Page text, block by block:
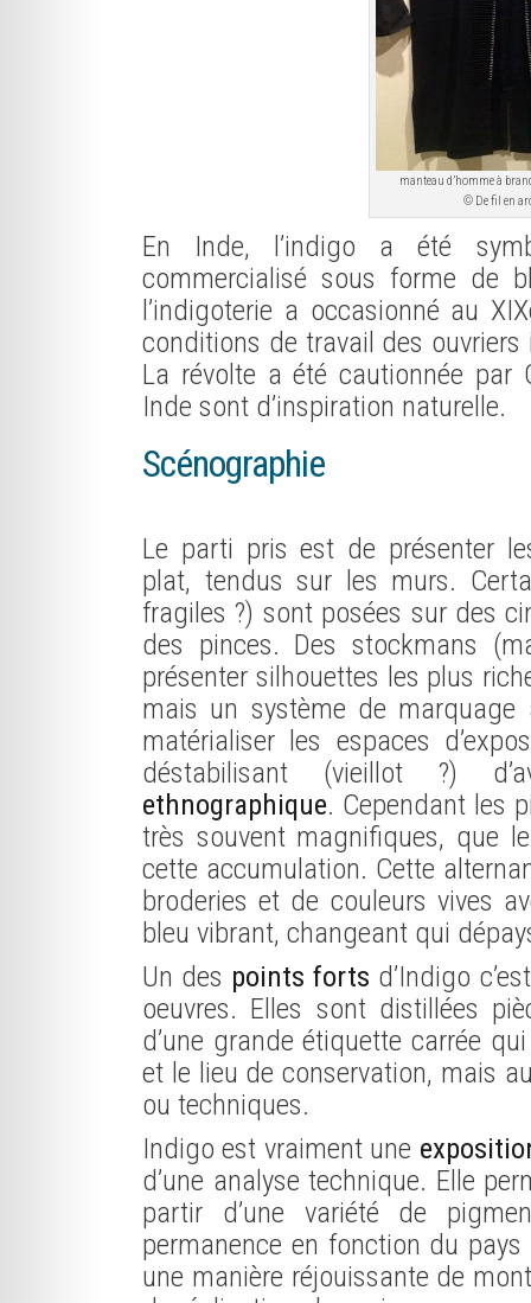
manteau d’homme à
© De fil en
En Inde, l’indigo a été
commercialisé sous forme de
l’indigoterie a occasionné au
conditions de travail des
La révolte a été cautionnée par
Inde sont d’inspiration naturelle.
Scénographie
Le parti pris est de présenter
plat, tendus sur les murs.
fragiles ?) sont posées sur des
des pinces. Des stockmans
présenter silhouettes les plus
mais un système de
matérialiser les espaces
déstabilisant (vieillot ?)
ethnographique. Cependant les
très souvent magnifiques, que
cette accumulation. Cette
broderies et de couleurs vives
bleu vibrant, changeant qui
Un des points forts d’Indigo
oeuvres. Elles sont distillées
d’une grande étiquette carrée
et le lieu de conservation, mais
ou techniques.
Indigo est vraiment une
d’une analyse technique. Elle
partir d’une variété de
permanence en fonction du
une manière réjouissante de